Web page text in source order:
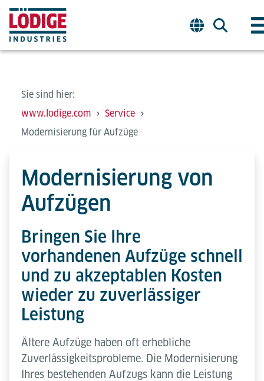
Sie sind hier:
www.lodige.com
Service
Modernisierung für Aufzüge
Modernisierung von
Aufzügen
Bringen Sie Ihre
vorhandenen Aufzüge schnell
und zu akzeptablen Kosten
wieder zu zuverlässiger
Leistung
Ältere Aufzüge haben oft erhebliche
Zuverlässigkeitsprobleme. Die Modernisierung
Ihres bestehenden Aufzugs kann die Leistung